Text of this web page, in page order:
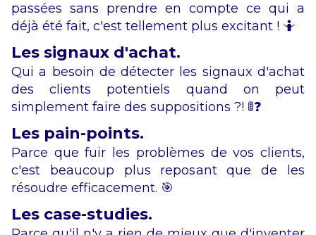
passées sans prendre en compte ce qui a
déjà été fait, c'est tellement plus excitant ! 🤷
Les signaux d'achat.
Qui a besoin de détecter les signaux d'achat
des clients potentiels quand on peut
simplement faire des suppositions ?! 🚦❓
Les pain-points.
Parce que fuir les problèmes de vos clients,
c'est beaucoup plus reposant que de les
résoudre efficacement. 🎯
Les case-studies.